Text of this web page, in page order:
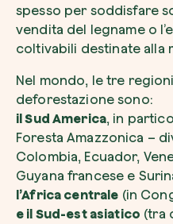
spesso per soddisfare
vendita del legname o
coltivabili destinate alla
Nel mondo, le tre
deforestazione sono:
il Sud America, in
Foresta Amazzonica –
Colombia, Ecuador,
Guyana francese e
l’Africa centrale (in
e il Sud-est asiatico (tra